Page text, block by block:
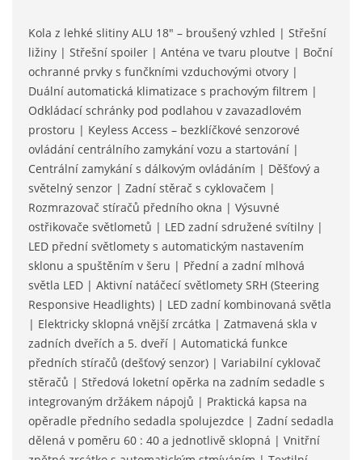
Kola z lehké slitiny ALU 18" – broušený vzhled | Střešní
ližiny | Střešní spoiler | Anténa ve tvaru ploutve | Boční
ochranné prvky s funčkními vzduchovými otvory |
Duální automatická klimatizace s prachovým filtrem |
Odkládací schránky pod podlahou v zavazadlovém
prostoru | Keyless Access – bezklíčkové senzorové
ovládání centrálního zamykání vozu a startování |
Centrální zamykání s dálkovým ovládáním | Děšťový a
světelný senzor | Zadní stěrač s cyklovačem |
Rozmrazovač stíračů předního okna | Výsuvné
ostřikovače světlometů | LED zadní sdružené svítilny |
LED přední světlomety s automatickým nastavením
sklonu a spuštěním v šeru | Přední a zadní mlhová
světla LED | Aktivní natáčecí světlomety SRH (Steering
Responsive Headlights) | LED zadní kombinovaná světla
| Elektricky sklopná vnější zrcátka | Zatmavená skla v
zadních dveřích a 5. dveří | Automatická funkce
předních stíračů (dešťový senzor) | Variabilní cyklovač
stěračů | Středová loketní opěrka na zadním sedadle s
integrovaným držákem nápojů | Praktická kapsa na
opěradle předního sedadla spolujezdce | Zadní sedadla
dělená v poměru 60 : 40 a jednotlivě sklopná | Vnitřní